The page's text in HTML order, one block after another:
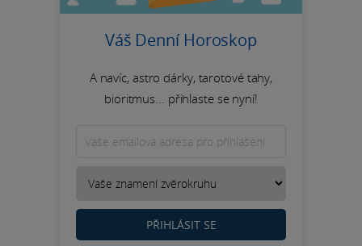
Váš Denní Horoskop
A navíc, astro dárky, tarotové tahy,
bioritmus... přihlaste se nyní!
PŘIHLÁSIT SE